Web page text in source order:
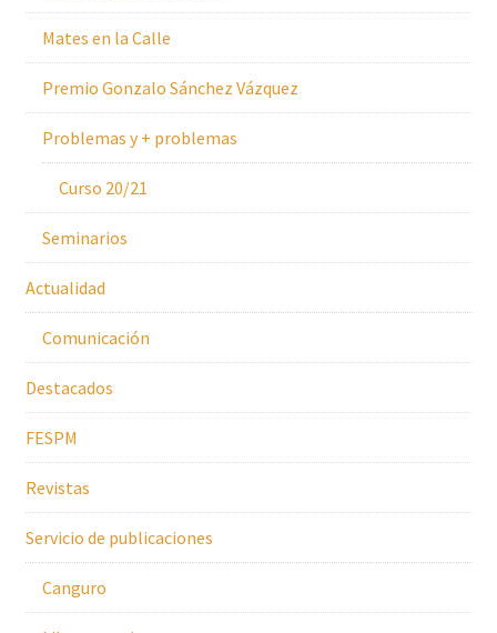
Mates en la Calle
Premio Gonzalo Sánchez Vázquez
Problemas y + problemas
Curso 20/21
Seminarios
Actualidad
Comunicación
Destacados
FESPM
Revistas
Servicio de publicaciones
Canguro